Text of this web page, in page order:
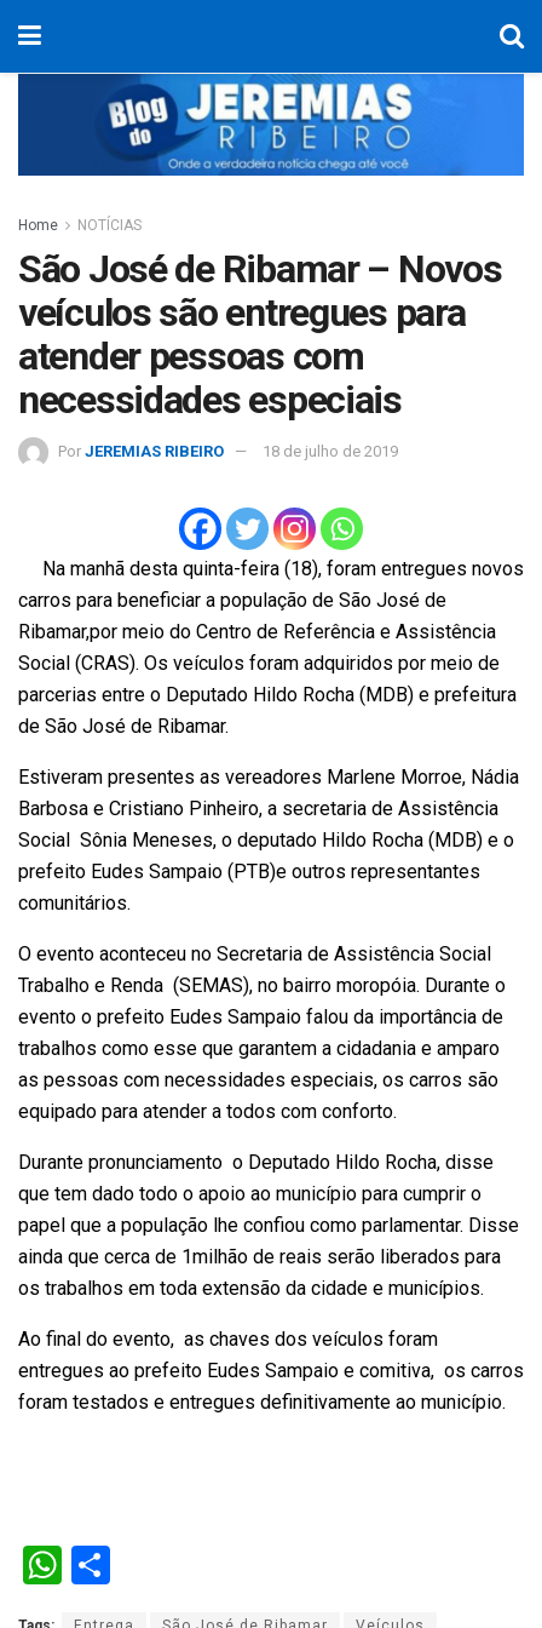
Home NOTÍCIAS
São José de Ribamar – Novos
veículos são entregues para
atender pessoas com
necessidades especiais
Por JEREMIAS RIBEIRO 18 de julho de 2019
Na manhã desta quinta-feira (18), foram entregues novos
carros para beneficiar a população de São José de
Ribamar,por meio do Centro de Referência e Assistência
Social (CRAS). Os veículos foram adquiridos por meio de
parcerias entre o Deputado Hildo Rocha (MDB) e prefeitura
de São José de Ribamar.
Estiveram presentes as vereadores Marlene Morroe, Nádia
Barbosa e Cristiano Pinheiro, a secretaria de Assistência
Social Sônia Meneses, o deputado Hildo Rocha (MDB) e o
prefeito Eudes Sampaio (PTB)e outros representantes
comunitários.
O evento aconteceu no Secretaria de Assistência Social
Trabalho e Renda (SEMAS), no bairro moropóia. Durante o
evento o prefeito Eudes Sampaio falou da importância de
trabalhos como esse que garantem a cidadania e amparo
as pessoas com necessidades especiais, os carros são
equipado para atender a todos com conforto.
Durante pronunciamento o Deputado Hildo Rocha, disse
que tem dado todo o apoio ao município para cumprir o
papel que a população lhe confiou como parlamentar. Disse
ainda que cerca de 1milhão de reais serão liberados para
os trabalhos em toda extensão da cidade e municípios.
Ao final do evento, as chaves dos veículos foram
entregues ao prefeito Eudes Sampaio e comitiva, os carros
foram testados e entregues definitivamente ao município.
W